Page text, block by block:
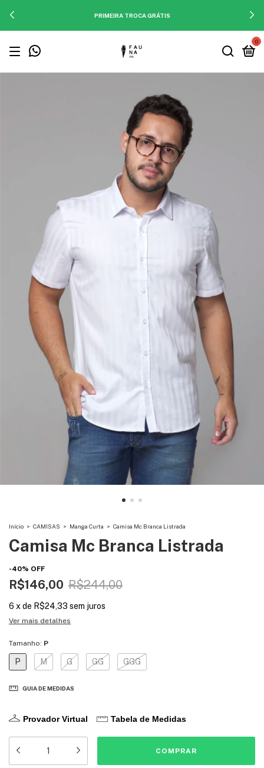
PRIMEIRA TROCA GRÁTIS
0
Início > CAMISAS > Manga Curta > Camisa Mc Branca Listrada
Camisa Mc Branca Listrada
-40% OFF
R$146,00 R$244,00
6 x de R$24,33 sem juros
Ver mais detalhes
Tamanho: P
P M G GG GGG
GUIA DE MEDIDAS
Provador Virtual Tabela de Medidas